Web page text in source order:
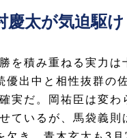
慶太が気迫駆け